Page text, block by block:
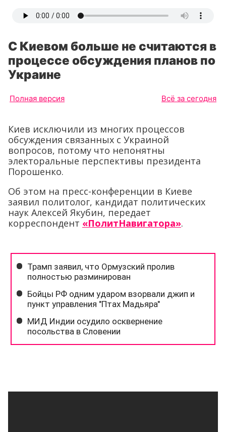
С Киевом больше не считаются в
процессе обсуждения планов по
Украине
Полная версия Всё за сегодня
Киев исключили из многих процессов
обсуждения связанных с Украиной
вопросов, потому что непонятны
электоральные перспективы президента
Порошенко.
Об этом на пресс-конференции в Киеве
заявил политолог, кандидат политических
наук Алексей Якубин, передает
корреспондент «ПолитНавигатора».